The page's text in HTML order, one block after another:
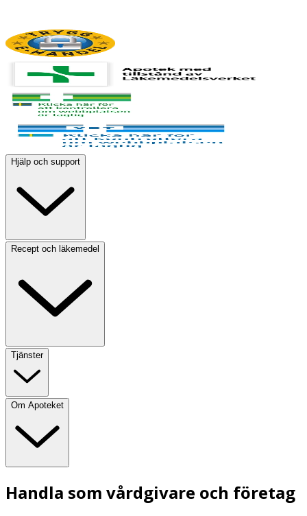
Hjälp och support
Recept och läkemedel
Tjänster
Om Apoteket
Handla som vårdgivare och företag